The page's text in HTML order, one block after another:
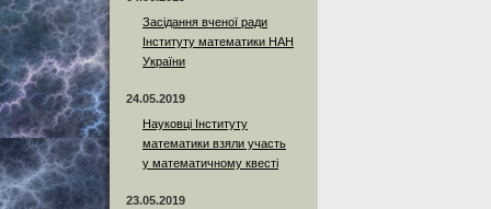
Засідання вченої ради
Інституту математики НАН
України
24.05.2019
Науковці Інституту
математики взяли участь
у математичному квесті
23.05.2019